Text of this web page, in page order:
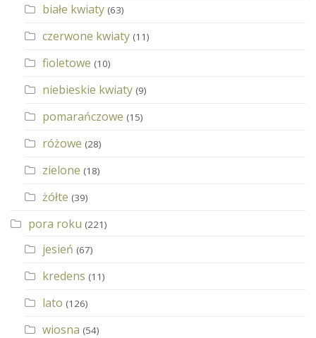
białe kwiaty (63)
czerwone kwiaty (11)
fioletowe (10)
niebieskie kwiaty (9)
pomarańczowe (15)
różowe (28)
zielone (18)
żółte (39)
pora roku (221)
jesień (67)
kredens (11)
lato (126)
wiosna (54)